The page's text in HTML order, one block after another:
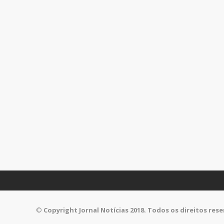
© Copyright Jornal Notícias 2018. Todos os direitos